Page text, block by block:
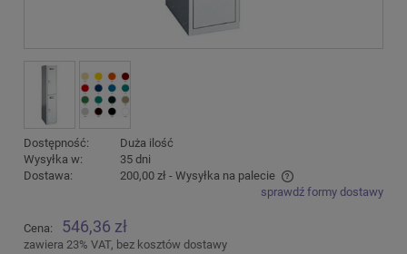
Dostępność:
Duża ilość
Wysyłka w:
35 dni
Dostawa:
200,00 zł - Wysyłka na palecie
Cena nie zawiera ewentualnych kosztów płatnościsprawdź formy dostawy
Cena: 546,36 zł
zawiera 23% VAT, bez kosztów dostawy